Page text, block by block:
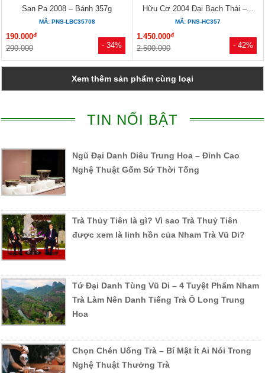
- 34%
San Pa 2008 – Bánh 357g
MÃ: PNS-LBC35708
190.000đ
290.000 - 42%
Hữu Cơ 2004 Đại Bạch Thái –...
MÃ: PNS-HC357
1.450.000đ
2.500.000
Xem thêm sản phẩm cùng loại
TIN NỔI BẬT
Ngũ Đại Danh Diêu Trung Hoa – Đỉnh Cao
Nghệ Thuật Gốm Sứ Thời Tống
Trà Thủy Tiên là gì? Vì sao Trà Thuỷ Tiên
được xem là linh hồn của Nham Trà Vũ Di?
Tứ Đại Danh Tùng Vũ Di – 4 Tuyệt Phẩm Nham
Trà Làm Nên Danh Tiếng Trà Ô Long Trung
Hoa
Chọn Chén Uống Trà – Bí Mật Ít Ai Nói Trong
Nghệ Thuật Thưởng Trà